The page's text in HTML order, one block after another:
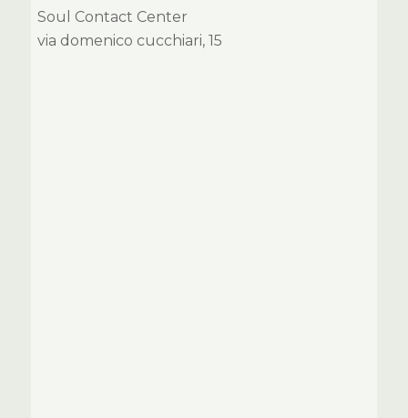
Soul Contact Center
via domenico cucchiari, 15